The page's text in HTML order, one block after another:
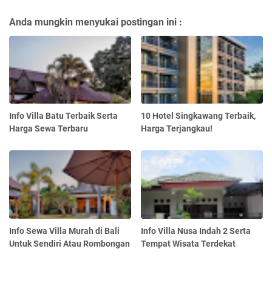
Anda mungkin menyukai postingan ini :
Info Villa Batu Terbaik Serta
Harga Sewa Terbaru
10 Hotel Singkawang Terbaik,
Harga Terjangkau!
Info Sewa Villa Murah di Bali
Untuk Sendiri Atau Rombongan
Info Villa Nusa Indah 2 Serta
Tempat Wisata Terdekat